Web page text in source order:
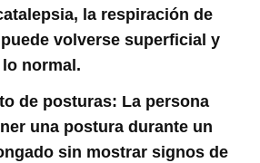
la respiración de
volverse superficial y
normal.
de posturas: La persona
una postura durante un
sin mostrar signos de